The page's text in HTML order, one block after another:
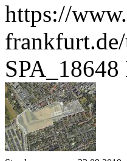
https://
SPA_18648